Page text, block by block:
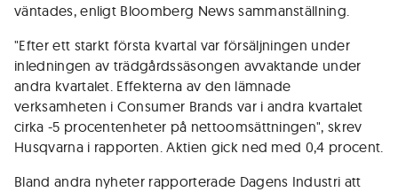
väntades, enligt Bloomberg News sammanställning.
"Efter ett starkt första kvartal var försäljningen under
inledningen av trädgårdssäsongen avvaktande under
andra kvartalet. Effekterna av den lämnade
verksamheten i Consumer Brands var i andra kvartalet
cirka -5 procentenheter på nettoomsättningen", skrev
Husqvarna i rapporten. Aktien gick ned med 0,4 procent.
Bland andra nyheter rapporterade Dagens Industri att